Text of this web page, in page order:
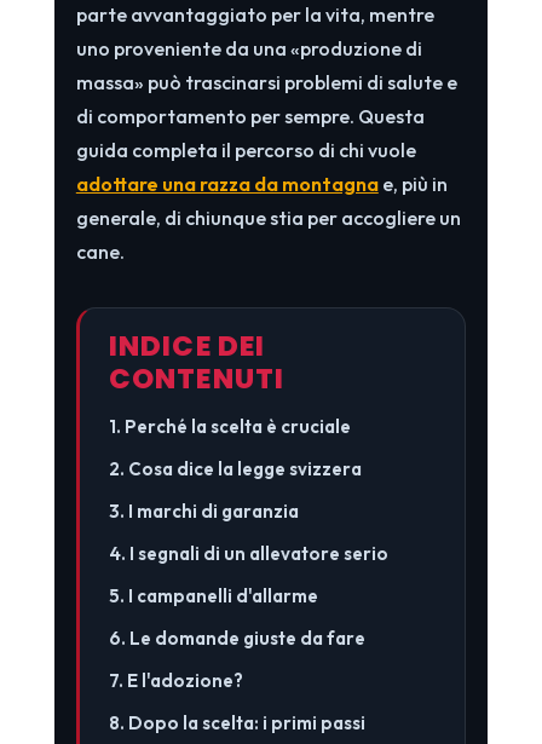
parte avvantaggiato per la vita, mentre
uno proveniente da una «produzione di
massa» può trascinarsi problemi di salute e
di comportamento per sempre. Questa
guida completa il percorso di chi vuole
adottare una razza da montagnae, più in
generale, di chiunque stia per accogliere un
cane.
INDICE DEI
CONTENUTI
1. Perché la scelta è cruciale
2. Cosa dice la legge svizzera
3. I marchi di garanzia
4. I segnali di un allevatore serio
5. I campanelli d'allarme
6. Le domande giuste da fare
7. E l'adozione?
8. Dopo la scelta: i primi passi